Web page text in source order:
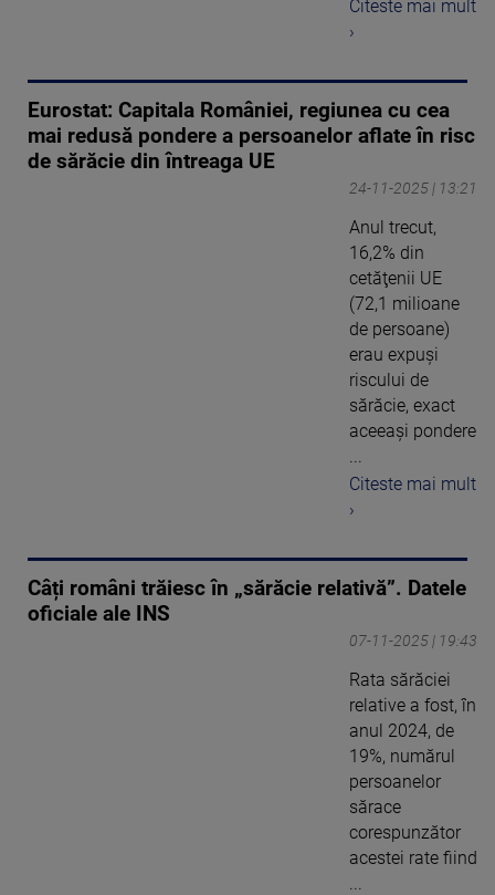
Citeste mai mult
›
Eurostat: Capitala României, regiunea cu cea
mai redusă pondere a persoanelor aflate în risc
de sărăcie din întreaga UE
24-11-2025 | 13:21
Anul trecut,
16,2% din
cetăţenii UE
(72,1 milioane
de persoane)
erau expuşi
riscului de
sărăcie, exact
aceeaşi pondere
...
Citeste mai mult
›
Câți români trăiesc în „sărăcie relativă”. Datele
oficiale ale INS
07-11-2025 | 19:43
Rata sărăciei
relative a fost, în
anul 2024, de
19%, numărul
persoanelor
sărace
corespunzător
acestei rate fiind
...